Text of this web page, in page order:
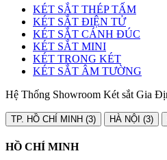
KÉT SẮT THÉP TẤM
KÉT SẮT ĐIỆN TỬ
KÉT SẮT CÁNH ĐÚC
KÉT SẮT MINI
KÉT TRONG KÉT
KÉT SẮT ÂM TƯỜNG
Hệ Thống Showroom Két sắt Gia
TP. HỒ CHÍ MINH (3) HÀ NỘI (3)
HỒ CHÍ MINH